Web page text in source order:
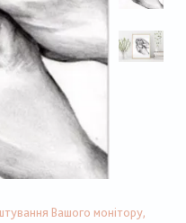
Вашого монітору,